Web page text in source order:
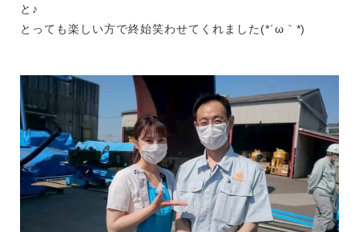
と♪
とっても楽しい方で終始笑わせてくれました(*´ω｀*)